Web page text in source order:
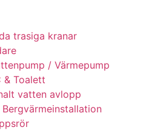
trasiga kranar
/ Värmepump
& Toalett
vatten avlopp